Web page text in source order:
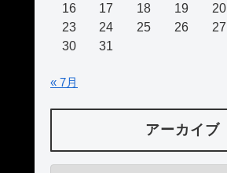
16
17 18 19 20
23
24 25 26 27
30
31
« 7月
アーカイブ